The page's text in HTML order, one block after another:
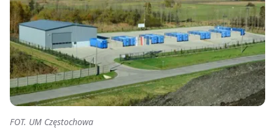
FOT. UM Częstochowa